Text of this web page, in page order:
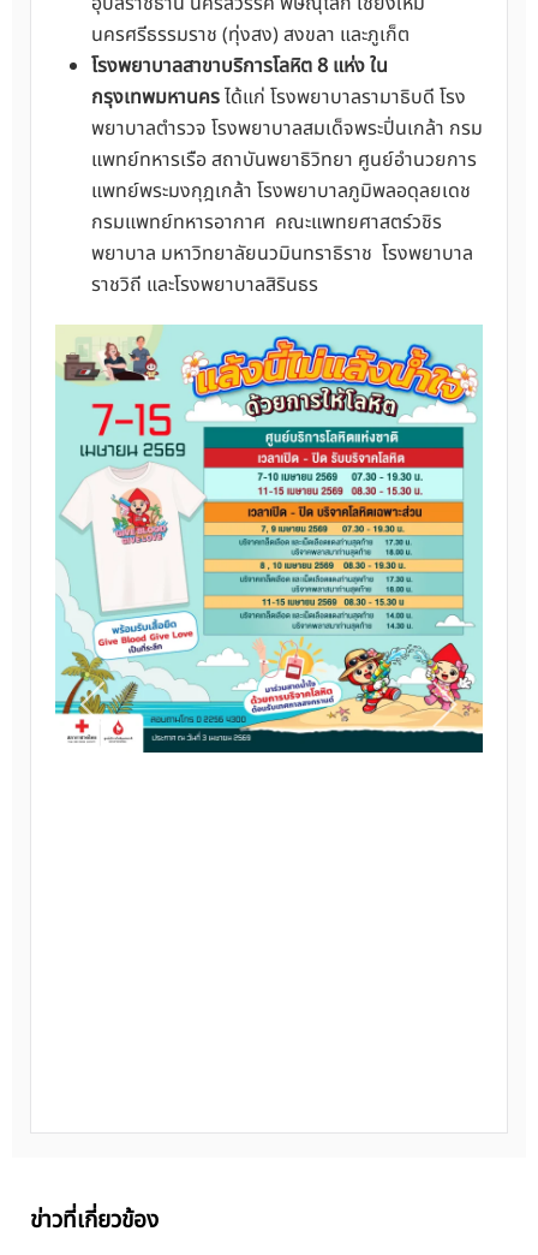
นครศรีธรรมราช (ทุ่งสง) สงขลา และภูเก็ต
โรงพยาบาลสาขาบริการโลหิต 8 แห่ง ใน
กรุงเทพมหานครได้แก่ โรงพยาบาลรามาธิบดี โรง
พยาบาลตำรวจ โรงพยาบาลสมเด็จพระปิ่นเกล้า กรม
แพทย์ทหารเรือ สถาบันพยาธิวิทยา ศูนย์อำนวยการ
แพทย์พระมงกุฎเกล้า โรงพยาบาลภูมิพลอดุลยเดช
กรมแพทย์ทหารอากาศ คณะแพทยศาสตร์วชิร
พยาบาล มหาวิทยาลัยนวมินทราธิราช โรงพยาบาล
ราชวิถี และโรงพยาบาลสิรินธร
ข่าวที่เกี่ยวข้อง